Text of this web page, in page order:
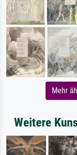
Mehr
Weitere